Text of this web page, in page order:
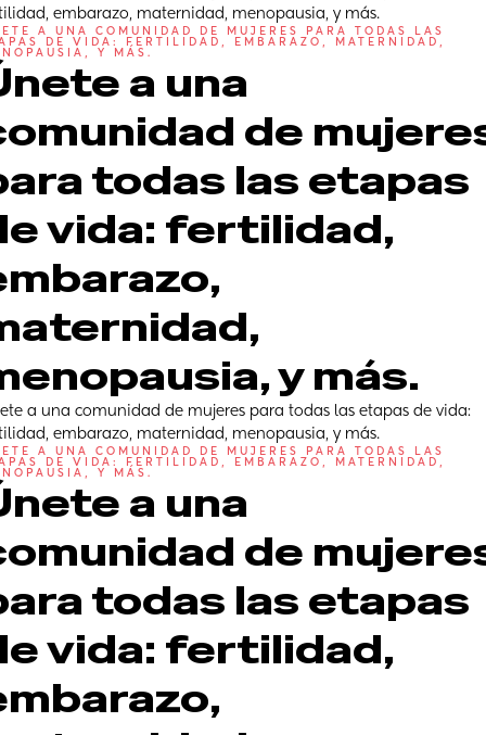
embarazo, maternidad, menopausia, y más.
A UNA COMUNIDAD DE MUJERES PARA TODAS LAS
DE VIDA: FERTILIDAD, EMBARAZO, MATERNIDAD,
Y MÁS.
a una
de
todas las etapas
vida: fertilidad,
y más.
a una comunidad de mujeres para todas las etapas de vida:
embarazo, maternidad, menopausia, y más.
A UNA COMUNIDAD DE MUJERES PARA TODAS LAS
DE VIDA: FERTILIDAD, EMBARAZO, MATERNIDAD,
Y MÁS.
a una
de
todas las etapas
vida: fertilidad,